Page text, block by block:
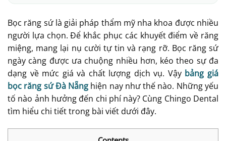
Bọc răng sứ là giải pháp thẩm mỹ nha khoa được nhiều
người lựa chọn. Để khắc phục các khuyết điểm về răng
miệng, mang lại nụ cười tự tin và rạng rỡ. Bọc răng sứ
ngày càng được ưa chuộng nhiều hơn, kéo theo sự đa
dạng về mức giá và chất lượng dịch vụ. Vậy bảng giá
bọc răng sứ Đà Nẵng hiện nay như thế nào. Những yếu
tố nào ảnh hưởng đến chi phí này? Cùng Chingo Dental
tìm hiểu chi tiết trong bài viết dưới đây.